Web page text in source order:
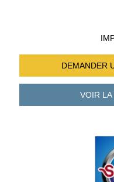
DEMANDER
VOIR LA